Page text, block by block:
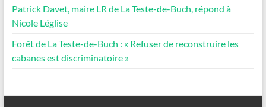
Patrick Davet, maire LR de La Teste-de-Buch, répond à
Nicole Léglise
Forêt de La Teste-de-Buch : « Refuser de reconstruire les
cabanes est discriminatoire »